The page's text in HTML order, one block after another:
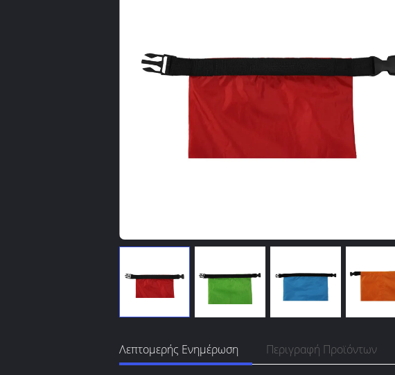
Λεπτομερής Ενημέρωση Περιγραφή Προϊόντων